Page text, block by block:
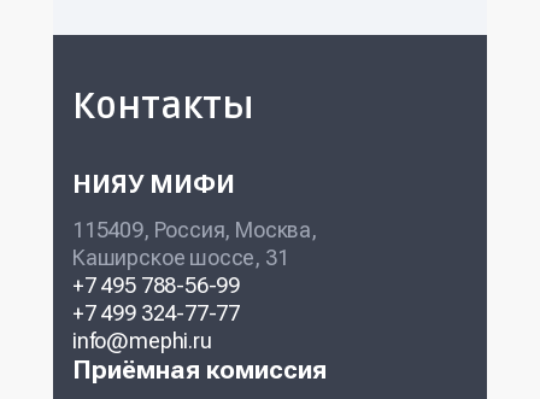
Контакты
НИЯУ МИФИ
115409, Россия, Москва,
Каширское шоссе, 31
+7 495 788-56-99
+7 499 324-77-77
info@mephi.ru
Приёмная комиссия